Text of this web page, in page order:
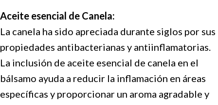
Aceite esencial de Canela:
La canela ha sido apreciada durante siglos por sus
propiedades antibacterianas y antiinflamatorias.
La inclusión de aceite esencial de canela en el
bálsamo ayuda a reducir la inflamación en áreas
específicas y proporcionar un aroma agradable y